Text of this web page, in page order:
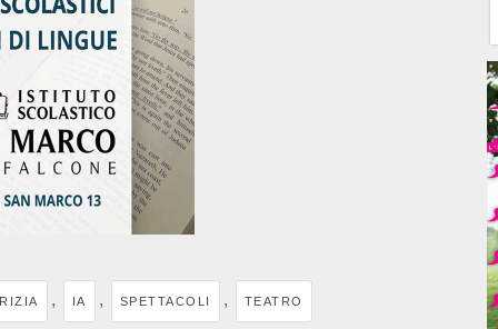
, IA , SPETTACOLI , TEATRO